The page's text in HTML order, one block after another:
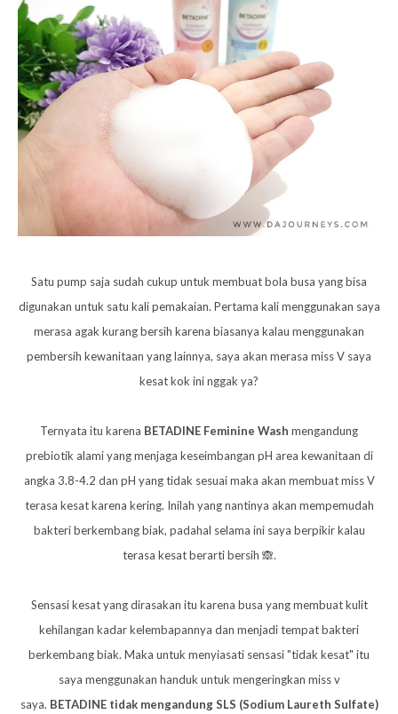
Satu pump saja sudah cukup untuk membuat bola busa yang bisa
digunakan untuk satu kali pemakaian. Pertama kali menggunakan saya
merasa agak kurang bersih karena biasanya kalau menggunakan
pembersih kewanitaan yang lainnya, saya akan merasa miss V saya
kesat kok ini nggak ya?
Ternyata itu karena BETADINE Feminine Wash mengandung
prebiotik alami yang menjaga keseimbangan pH area kewanitaan di
angka 3.8-4.2 dan pH yang tidak sesuai maka akan membuat miss V
terasa kesat karena kering. Inilah yang nantinya akan mempemudah
bakteri berkembang biak, padahal selama ini saya berpikir kalau
terasa kesat berarti bersih 🙈.
Sensasi kesat yang dirasakan itu karena busa yang membuat kulit
kehilangan kadar kelembapannya dan menjadi tempat bakteri
berkembang biak. Maka untuk menyiasati sensasi "tidak kesat" itu
saya menggunakan handuk untuk mengeringkan miss v
saya. BETADINE tidak mengandung SLS (Sodium Laureth Sulfate)